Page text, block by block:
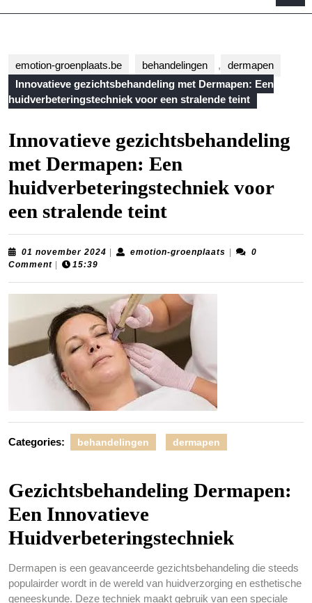
emotion-groenplaats.be behandelingen ,
dermapen
Innovatieve gezichtsbehandeling met Dermapen: Een
huidverbeteringstechniek voor een stralende teint
Innovatieve gezichtsbehandeling
met Dermapen: Een
huidverbeteringstechniek voor
een stralende teint
01 november 2024 01
emotion-groenplaats emotion-
0
Comment
15:39
Categories: behandelingen dermapen
Gezichtsbehandeling Dermapen:
Een Innovatieve
Huidverbeteringstechniek
Dermapen is een geavanceerde gezichtsbehandeling die steeds
populairder wordt in de wereld van huidverzorging en esthetische
geneeskunde. Deze techniek maakt gebruik van een speciale